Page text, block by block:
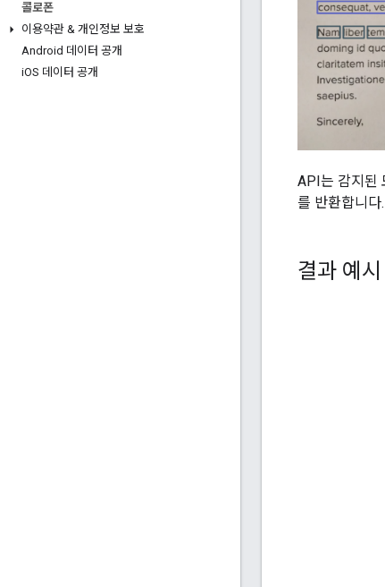
콜로폰
이용약관 & 개인정보 보호
Android 데이터 공개
iOS 데이터 공개
API는 감지된
를 반환합니다.
결과 예시